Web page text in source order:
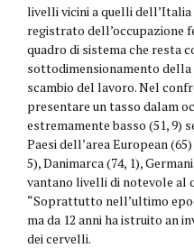
livelli vicini a quelli
registrato dell’occupazione
quadro di sistema che resta
sottodimensionamento
scambio del lavoro. Nel
presentare un tasso dalam
estremamente basso (51, 9)
Paesi dell’area European
5), Danimarca (74, 1),
vantano livelli di notevole al
“Soprattutto nell’ultimo
ma da 12 anni ha istruito an
dei cervelli.